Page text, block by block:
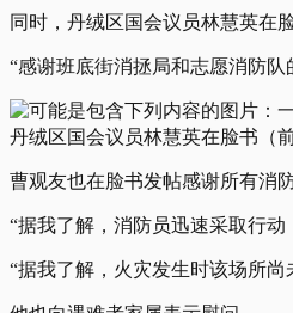
同时，丹绒区国会议员林慧英在
“感谢班底街消拯局和志愿消防
丹绒区国会议员林慧英在脸书（
曹观友也在脸书发帖感谢所有消
“据我了解，消防员迅速采取行
“据我了解，火灾发生时该场所